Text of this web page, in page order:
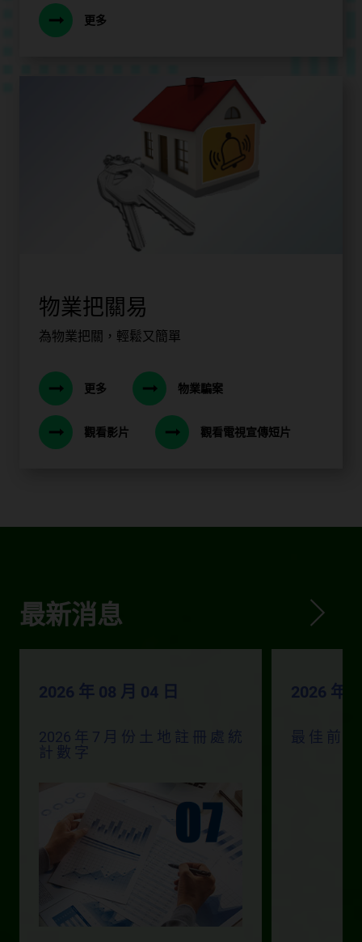
更多
物業把關易
為物業把關，輕鬆又簡單
更多 物業騙案
觀看影片 觀看電視宣傳短片
最新消息
2026 年 08 月 04 日
2026 年 7 月 份 土 地 註 冊 處 統
計 數 字
2026 年
最 佳 前